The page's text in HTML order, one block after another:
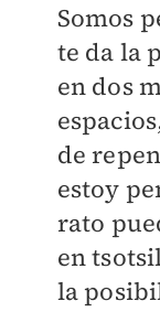
Somos
te da la
en dos
de
estoy
rato
en
la